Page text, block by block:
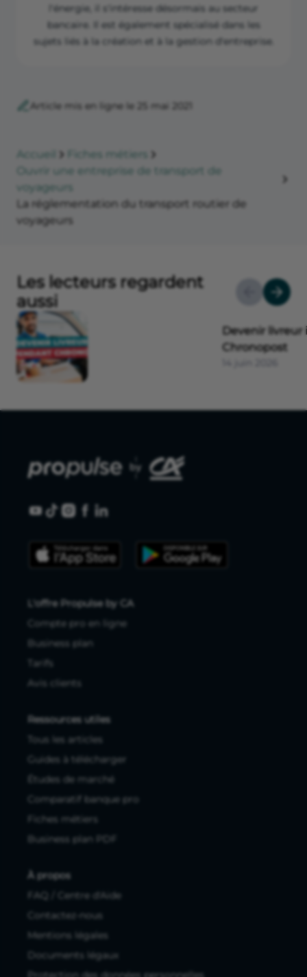
l'énergie, il s'intéresse désormais au secteur
bancaire. Il est également spécialisé dans les
sujets liés à la création et à la gestion d'entreprise.
Article mis en ligne le 25 mai 2021
Accueil
Fiches métiers
Ouvrir une entreprise de transport de
voyageurs
La réglementation du transport routier de
voyageurs
Les lecteurs regardent
aussi
Devenir
Chronopost
L'offre Propulse by CA
Compte pro en ligne
Business plan
Tarifs
Avis clients
Ressources utiles
Tous les articles
Guides à télécharger
Études de marché
Comparatif banque pro
Fiches métiers
Business plan PDF
À propos
FAQ / Centre d'Aide
Contactez-nous
Mentions légales
Documents légaux